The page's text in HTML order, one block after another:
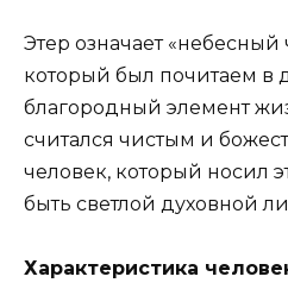
Этер означает «небесный
который был почитаем в
благородный элемент
считался чистым и
человек, который носил
быть светлой духовной
Характеристика